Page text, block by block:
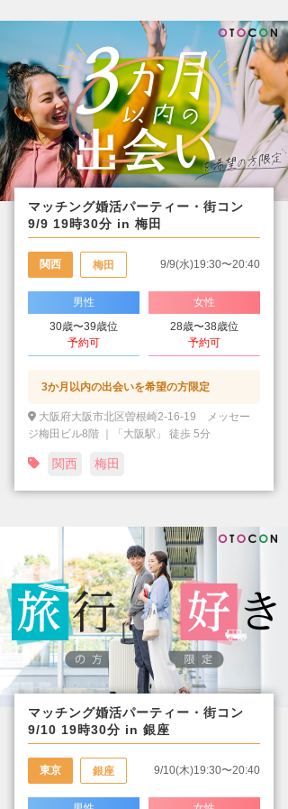
マッチング婚活パーティー・街コン
9/9 19時30分 in 梅田
関西 梅田 9/9(水)19:30〜20:40
男性
30歳〜39歳位
予約可
女性
28歳〜38歳位
予約可
3か月以内の出会いを希望の方限定
大阪府大阪市北区曽根崎2-16-19 メッセー
ジ梅田ビル8階 ｜「大阪駅」 徒歩 5分
関西 梅田
マッチング婚活パーティー・街コン
9/10 19時30分 in 銀座
東京 銀座 9/10(木)19:30〜20:40